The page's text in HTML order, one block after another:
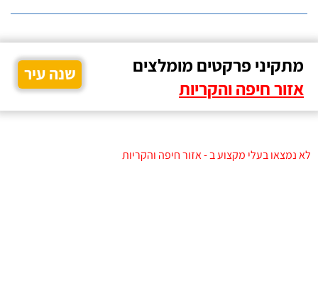
מתקיני פרקטים מומלצים
אזור חיפה והקריות
שנה עיר
לא נמצאו בעלי מקצוע ב - אזור חיפה והקריות